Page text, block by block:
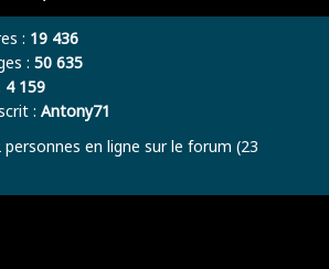
: 19 436
: 50 635
4 159
: Antony71
en ligne sur le forum (23